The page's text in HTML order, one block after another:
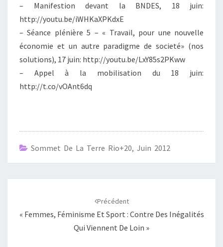
– Manifestion devant la BNDES, 18 juin:
http://youtu.be/iWHKaXPKdxE
– Séance plénière 5 – « Travail, pour une nouvelle
économie et un autre paradigme de societé» (nos
solutions), 17 juin: http://youtu.be/LxY85s2PKww
– Appel à la mobilisation du 18 juin:
http://t.co/vOAnt6dq
Sommet De La Terre Rio+20, Juin 2012
Précédent
« Femmes, Féminisme Et Sport : Contre Des Inégalités
Qui Viennent De Loin »